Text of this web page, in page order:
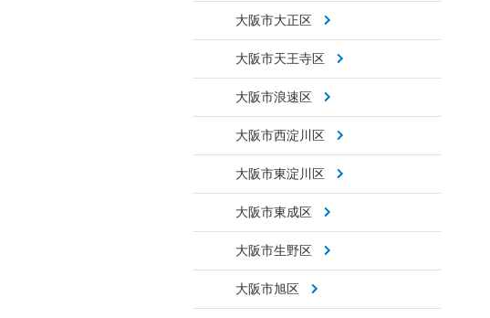
大阪市大正区
大阪市天王寺区
大阪市浪速区
大阪市西淀川区
大阪市東淀川区
大阪市東成区
大阪市生野区
大阪市旭区